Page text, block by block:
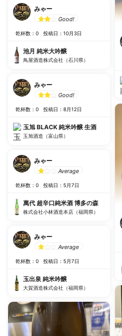
みゃー
Good!
乾杯数：0 投稿日：10月3日
池月 純米大吟醸
鳥屋酒造株式会社（石川県）
みゃー
Good!
乾杯数：0 投稿日：8月12日
玉旭 BLACK 純米吟醸 生酒
玉旭酒造（富山県）
みゃー
Average
乾杯数：0 投稿日：5月7日
萬代 超辛口純米酒 博多の森
株式会社小林酒造本店（福岡県）
みゃー
Average
乾杯数：0 投稿日：5月7日
玉出泉 純米吟醸
大賀酒造株式会社（福岡県）